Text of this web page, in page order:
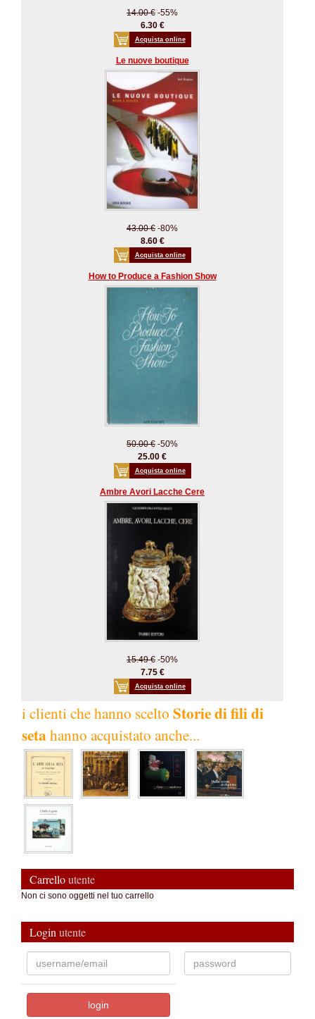
14.00 € -55%
6.30 €
Acquista online
Le nuove boutique
43.00 € -80%
8.60 €
Acquista online
How to Produce a Fashion Show
50.00 € -50%
25.00 €
Acquista online
Ambre Avori Lacche Cere
15.49 € -50%
7.75 €
Acquista online
i clienti che hanno scelto Storie di fili di
setahanno acquistato anche...
Carrelloutente
Non ci sono oggetti nel tuo carrello
Login utente